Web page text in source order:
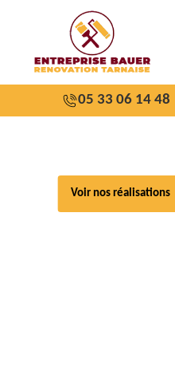
05 33 06 14 48
Voir nos réalisations